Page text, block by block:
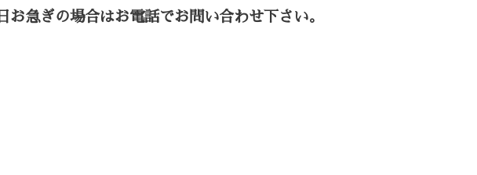
急ぎの場合はお電話でお問い合わせ下さい。